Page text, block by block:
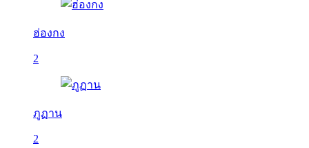
ฮ่องกง
2
ภูฏาน
2